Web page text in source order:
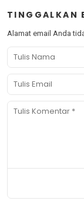
TINGGALKAN
Alamat email Anda